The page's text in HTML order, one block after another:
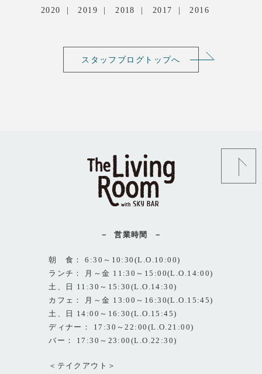
2020 2019 2018 2017 2016
スタッフブログトップへ
営業時間
朝 食： 6:30～10:30(L.O.10:00)
ランチ： 月～金 11:30～15:00(L.O.14:00)
土、日 11:30～15:30(L.O.14:30)
カフェ： 月～金 13:00～16:30(L.O.15:45)
土、日 14:00～16:30(L.O.15:45)
ディナー： 17:30～22:00(L.O.21:00)
バー： 17:30～23:00(L.O.22:30)
＜テイクアウト＞